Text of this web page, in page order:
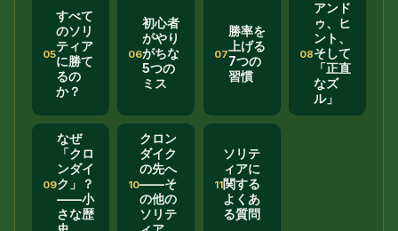
05
すべて
のソリ
ティア
に勝て
るの
か？
06
初心者
がやり
がちな
5つの
ミス
07
勝率を
上げる
7つの
習慣
08
アンド
ゥ、ヒ
ント、
そして
「正直
なズ
ル」
09
なぜ
「クロ
ンダイ
ク」？
——小
さな歴
10
クロン
ダイク
の先へ
——そ
の他の
ソリテ
11
ソリテ
ィアに
関する
よくあ
る質問